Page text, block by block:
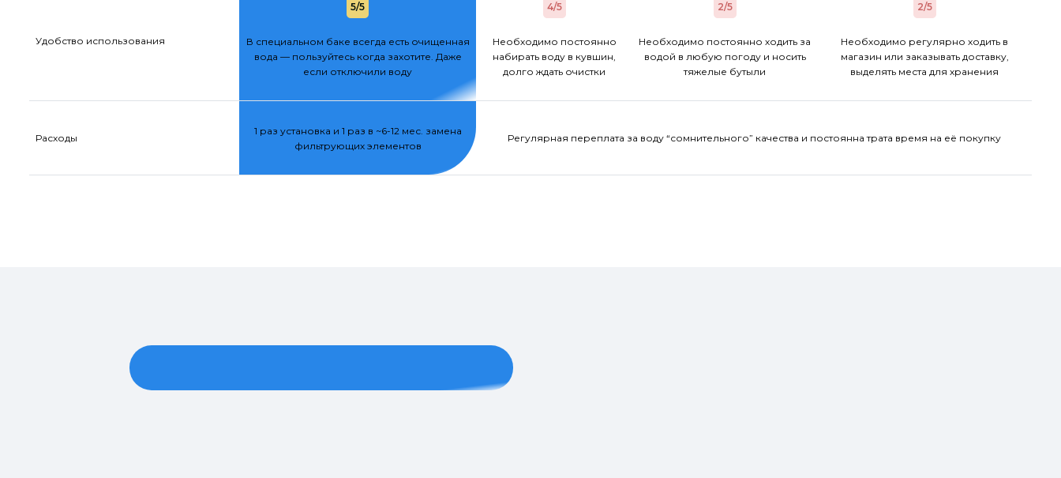
Удобство использования
5/5
В специальном баке всегда есть очищенная
вода — пользуйтесь когда захотите. Даже
если отключили воду
4/5
Необходимо постоянно
набирать воду в кувшин,
долго ждать очистки
2/5
Необходимо постоянно ходить за
водой в любую погоду и носить
тяжелые бутыли
2/5
Необходимо регулярно ходить в
магазин или заказывать доставку,
выделять места для хранения
Расходы
1 раз установка и 1 раз в ~6-12 мес. замена
фильтрующих элементов
Регулярная переплата за воду “сомнительного” качества и постоянна трата время на её покупку